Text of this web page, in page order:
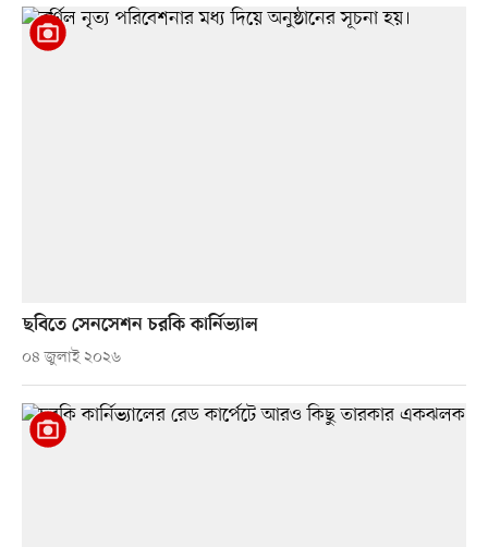
ছবিতে সেনসেশন চরকি কার্নিভ্যাল
০৪ জুলাই ২০২৬